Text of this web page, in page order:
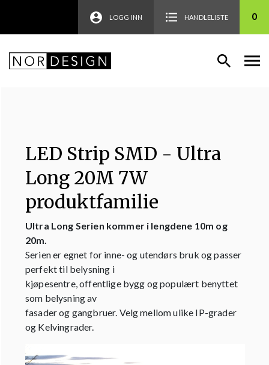
LOGG INN HANDLELISTE 0
LED Strip SMD - Ultra
Long 20M 7W
produktfamilie
Ultra Long Serien kommer i lengdene 10m og
20m.
Serien er egnet for inne- og utendørs bruk og passer
perfekt til belysning i
kjøpesentre, offentlige bygg og populært benyttet
som belysning av
fasader og gangbruer. Velg mellom ulike IP-grader
og Kelvingrader.